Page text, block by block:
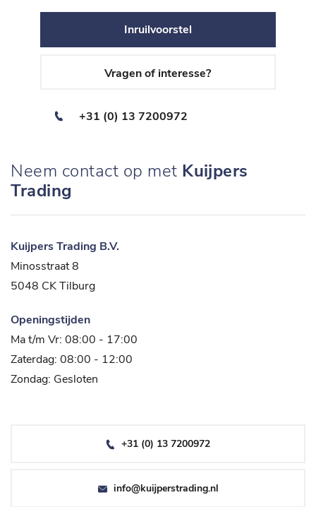
Inruilvoorstel
Vragen of interesse?
+31 (0) 13 7200972
Neem contact op met Kuijpers
Trading
Kuijpers Trading B.V.
Minosstraat 8
5048 CK Tilburg
Openingstijden
Ma t/m Vr: 08:00 - 17:00
Zaterdag: 08:00 - 12:00
Zondag: Gesloten
+31 (0) 13 7200972
info@kuijperstrading.nl